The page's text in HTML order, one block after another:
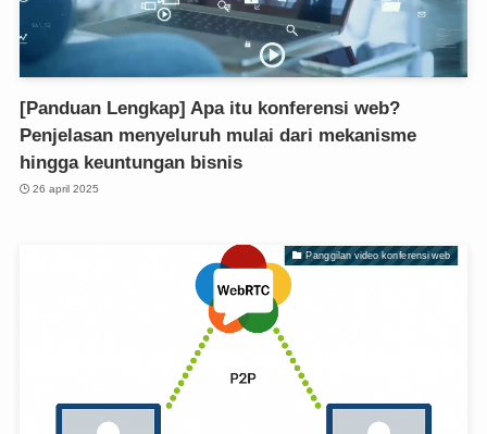
[Panduan Lengkap] Apa itu konferensi web?
Penjelasan menyeluruh mulai dari mekanisme
hingga keuntungan bisnis
26 april 2025
Panggilan video konferensi web